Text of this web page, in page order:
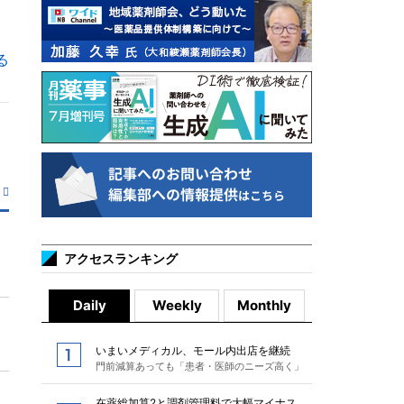
アクセスランキング
Daily Weekly Monthly
いまいメディカル、モール内出店を継続
門前減算あっても「患者・医師のニーズ高く」